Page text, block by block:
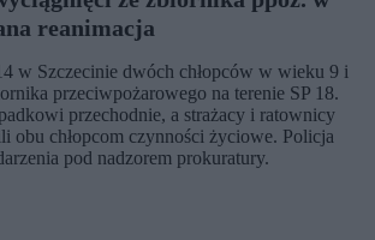
reanimacja
w Szczecinie dwóch chłopców w wieku 9 i
przeciwpożarowego na terenie SP 18.
przechodnie, a strażacy i ratownicy
obu chłopcom czynności życiowe. Policja
pod nadzorem prokuratury.